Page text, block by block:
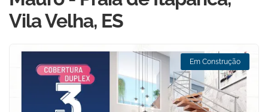
Vila Velha, ES
Em Construção